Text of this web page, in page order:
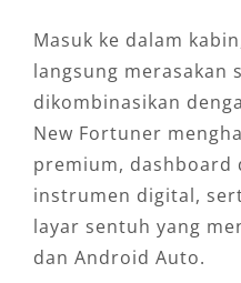
Masuk ke dalam
langsung merasakan
dikombinasikan
New Fortuner
premium, dashboard
instrumen digital,
layar sentuh yang
dan Android Auto.